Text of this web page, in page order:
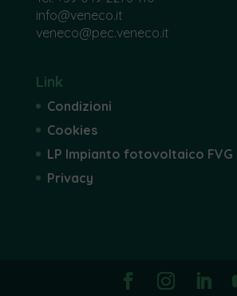
info@veneco.it
veneco@pec.veneco.it
Link
Condizioni
Cookies
LP Impianto fotovoltaico FVG
Privacy